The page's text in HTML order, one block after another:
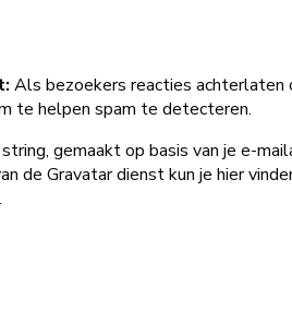
Als bezoekers reacties achterlaten
te helpen spam te detecteren.
gemaakt op basis van je e-
de Gravatar dienst kun je hier